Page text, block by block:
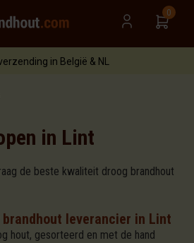
0
in België & NL
in Lint
de beste kwaliteit droog brandhout
brandhout leverancier in Lint
hout, gesorteerd en met de hand